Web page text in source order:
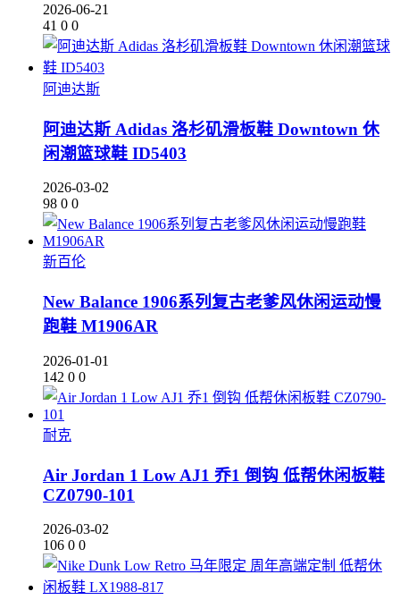
2026-06-21
41 0 0
阿迪达斯
阿迪达斯 Adidas 洛杉矶滑板鞋 Downtown 休
闲潮篮球鞋 ID5403
2026-03-02
98 0 0
新百伦
New Balance 1906系列复古老爹风休闲运动慢
跑鞋 M1906AR
2026-01-01
142 0 0
耐克
Air Jordan 1 Low AJ1 乔1 倒钩 低帮休闲板鞋
CZ0790-101
2026-03-02
106 0 0